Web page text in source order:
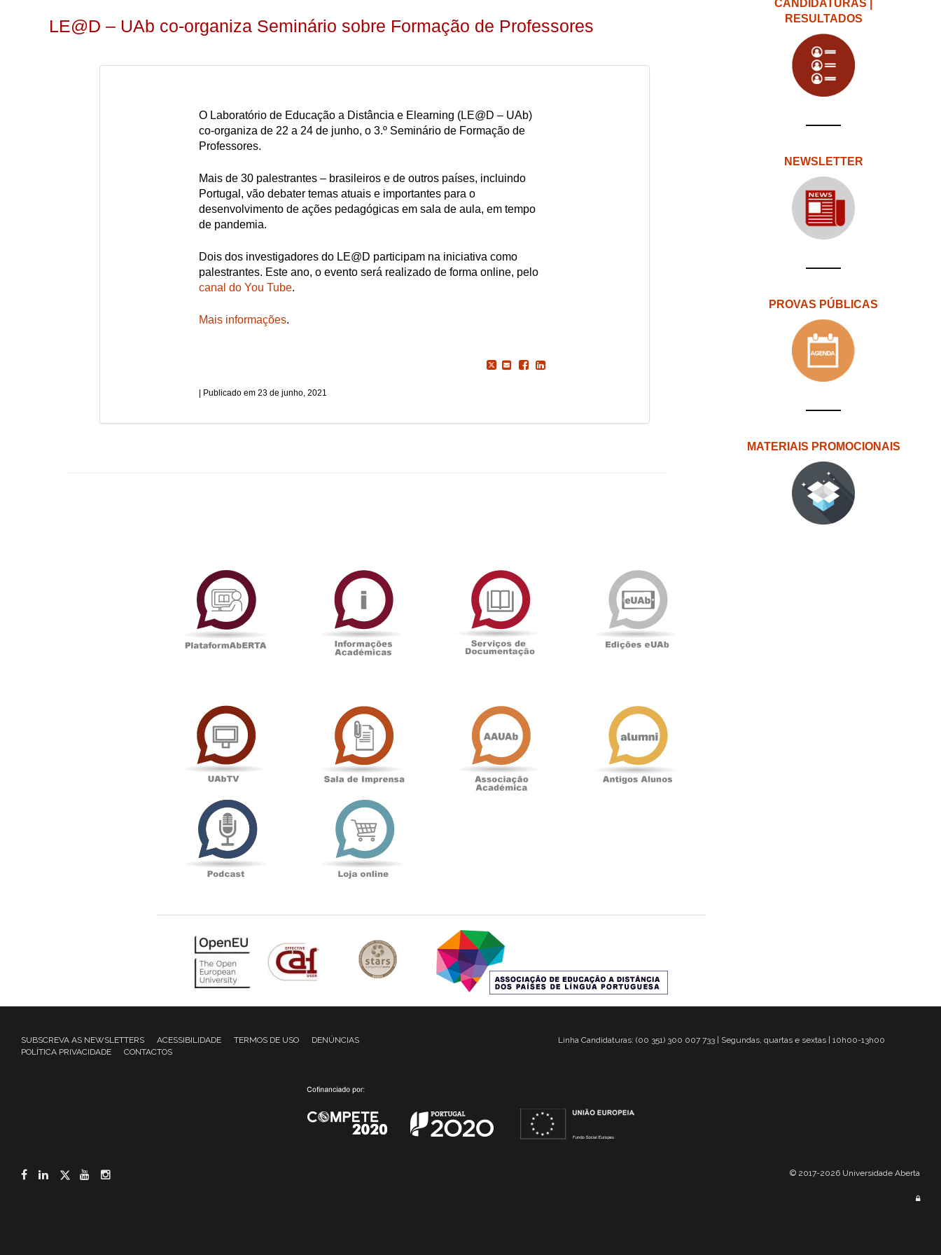
LE@D – UAb co-organiza Seminário sobre Formação de Professores
O Laboratório de Educação a Distância e Elearning (LE@D – UAb)
co-organiza de 22 a 24 de junho, o 3.º Seminário de Formação de
Professores.
Mais de 30 palestrantes – brasileiros e de outros países, incluindo
Portugal, vão debater temas atuais e importantes para o
desenvolvimento de ações pedagógicas em sala de aula, em tempo
de pandemia.
Dois dos investigadores do LE@D participam na iniciativa como
palestrantes. Este ano, o evento será realizado de forma online, pelo
canal do You Tube.
Mais informações.
23 de junho, 2021
CANDIDATURAS |
RESULTADOS
NEWSLETTER
PROVAS PÚBLICAS
MATERIAIS PROMOCIONAIS
PlataformAberta
Académicas
Documentação
SUBSCREVA AS NEWSLETTERS ACESSIBILIDADE TERMOS DE USO
DENÚNCIAS
POLÍTICA PRIVACIDADE
CONTACTOS
Linha Candidaturas: (00 351) 300 007 733 | Segundas, quartas e sextas | 10h00-13h00
Facebook
LinkedIn
Twitter
YouTube © 2017-2026 Universidade Aberta